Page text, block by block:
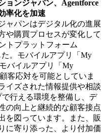
ョンジャパン、Agentforce
率化を加速
ャパンはデジタル化の進展
や購買プロセスが変化して
トプラットフォーム
た。モバイルアプリ「My
バイルアプリ「My
客応対を可能としていま
イズされた情報提供や相談
行える環境を整備し、デ
の向上と継続的な顧客接点
を図っています。また、販
に寄り添った、より付加価